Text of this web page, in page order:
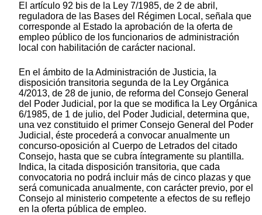
El artículo 92 bis de la Ley 7/1985, de 2 de abril,
reguladora de las Bases del Régimen Local, señala que
corresponde al Estado la aprobación de la oferta de
empleo público de los funcionarios de administración
local con habilitación de carácter nacional.
En el ámbito de la Administración de Justicia, la
disposición transitoria segunda de la Ley Orgánica
4/2013, de 28 de junio, de reforma del Consejo General
del Poder Judicial, por la que se modifica la Ley Orgánica
6/1985, de 1 de julio, del Poder Judicial, determina que,
una vez constituido el primer Consejo General del Poder
Judicial, éste procederá a convocar anualmente un
concurso-oposición al Cuerpo de Letrados del citado
Consejo, hasta que se cubra íntegramente su plantilla.
Indica, la citada disposición transitoria, que cada
convocatoria no podrá incluir más de cinco plazas y que
será comunicada anualmente, con carácter previo, por el
Consejo al ministerio competente a efectos de su reflejo
en la oferta pública de empleo.